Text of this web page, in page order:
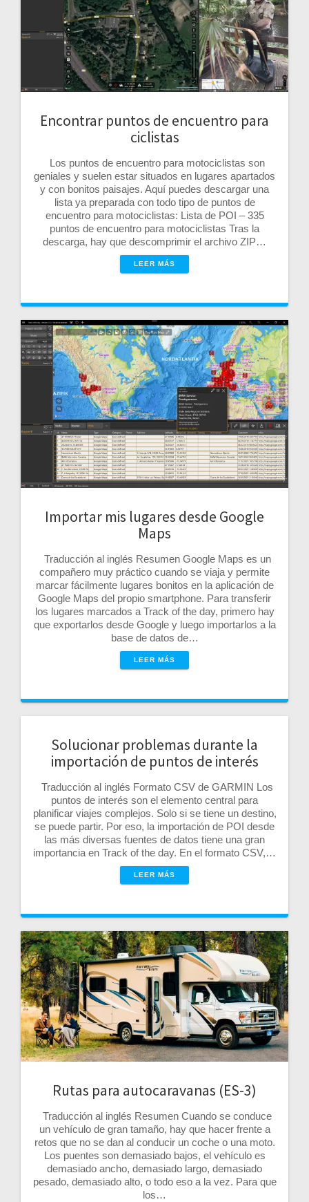
Encontrar puntos de encuentro para
ciclistas
Los puntos de encuentro para motociclistas son
geniales y suelen estar situados en lugares apartados
y con bonitos paisajes. Aquí puedes descargar una
lista ya preparada con todo tipo de puntos de
encuentro para motociclistas: Lista de POI – 335
puntos de encuentro para motociclistas Tras la
descarga, hay que descomprimir el archivo ZIP…
LEER MÁS
Importar mis lugares desde Google
Maps
Traducción al inglés Resumen Google Maps es un
compañero muy práctico cuando se viaja y permite
marcar fácilmente lugares bonitos en la aplicación de
Google Maps del propio smartphone. Para transferir
los lugares marcados a Track of the day, primero hay
que exportarlos desde Google y luego importarlos a la
base de datos de…
LEER MÁS
Solucionar problemas durante la
importación de puntos de interés
Traducción al inglés Formato CSV de GARMIN Los
puntos de interés son el elemento central para
planificar viajes complejos. Solo si se tiene un destino,
se puede partir. Por eso, la importación de POI desde
las más diversas fuentes de datos tiene una gran
importancia en Track of the day. En el formato CSV,…
LEER MÁS
Rutas para autocaravanas (ES-3)
Traducción al inglés Resumen Cuando se conduce
un vehículo de gran tamaño, hay que hacer frente a
retos que no se dan al conducir un coche o una moto.
Los puentes son demasiado bajos, el vehículo es
demasiado ancho, demasiado largo, demasiado
pesado, demasiado alto, o todo eso a la vez. Para que
los…